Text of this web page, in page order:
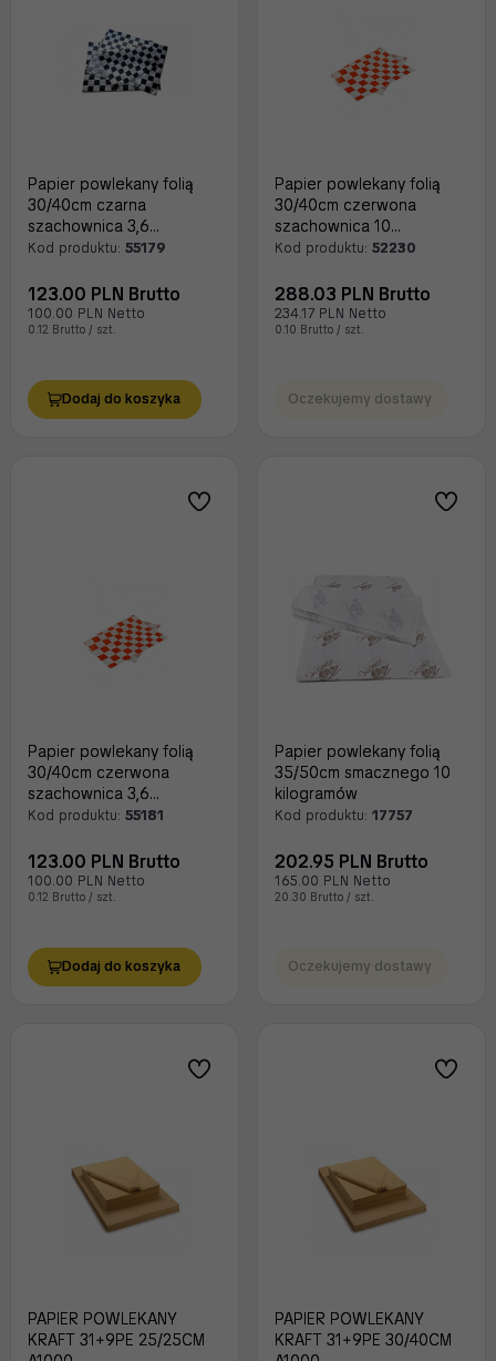
Papier powlekany folią
30/40cm czarna
szachownica 3,6
kilograma
Kod produktu: 55179
123.00 PLN Brutto
100.00 PLN Netto
0.12 Brutto / szt.
Dodaj do koszyka
Papier powlekany folią
30/40cm czerwona
szachownica 10
kilogramów
Kod produktu: 52230
288.03 PLN Brutto
234.17 PLN Netto
0.10 Brutto / szt.
Oczekujemy dostawy
Papier powlekany folią
30/40cm czerwona
szachownica 3,6
kilograma
Kod produktu: 55181
123.00 PLN Brutto
100.00 PLN Netto
0.12 Brutto / szt.
Dodaj do koszyka
Papier powlekany folią
35/50cm smacznego 10
kilogramów
Kod produktu: 17757
202.95 PLN Brutto
165.00 PLN Netto
20.30 Brutto / szt.
Oczekujemy dostawy
PAPIER POWLEKANY
KRAFT 31+9PE 25/25CM
PAPIER POWLEKANY
KRAFT 31+9PE 30/40CM